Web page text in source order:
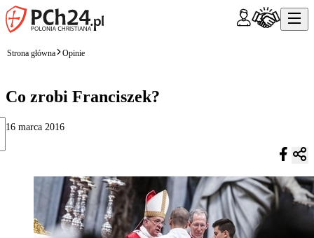
Strona główna Opinie
Co zrobi Franciszek?
16 marca 2016